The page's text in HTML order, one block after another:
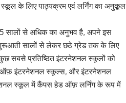
के लिए पाठ्यक्रम एवं लर्निंग का अनुकूल
सालों से अधिक का अनुभव है, अपने इस
शुरूआती सालों से लेकर छठे ग्रेड तक के लिए
सबसे प्रतिष्ठित इंटरनेशनल स्कूलों को
ऑफ़ इंटरनेशनल स्कूल्स, और इंटरनेशनल
स्कूल में कैंपस हेड ऑफ़ लर्निंग के रूप में